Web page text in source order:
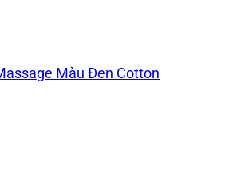
Màu Đen Cotton